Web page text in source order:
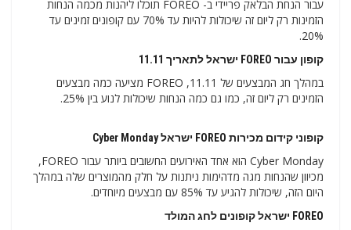
עבור הנחת הבלאק פריידי ב- FOREO תוכלו ליהנות מכמה הנחות
הזמינות רק ליום זה שיכולות להיות עד 70% עם קופונים זמינים עד
20%.
קופון עבור FOREO ישראל לתאריך 11.11
במהלך חג המבצעים של 11.11, FOREO מציעה כמה מבצעים
הזמינים רק ליום זה, כמו גם כמה הנחות שיכולות לנוע בין 25%.
קופוני קידום מכירות FOREO ישראל Cyber ​​​​Monday
Cyber ​​​​Monday הוא אחד האירועים החשובים ביותר עבור FOREO,
מכיוון שהנחות מגה מדהימות ניתנות על חלק מהמוצרים שלה במהלך
היום הזה, שיכולות להגיע עד 85% עם מבצעים מיוחדים.
FOREO ישראל קופונים לחג המולד